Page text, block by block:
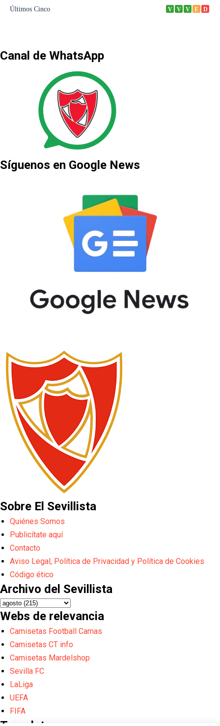
Canal de WhatsApp
Síguenos en Google News
Sobre El Sevillista
Quiénes Somos
Publicítate aquí
Contacto
Aviso Legal, Política de Privacidad y Política de Cookies
Código ético
Archivo del Sevillista
Webs de relevancia
Camisetas Football Camas
Camisetas CT info
Camisetas Mardelshop
Sevilla FC
LaLiga
UEFA
FIFA